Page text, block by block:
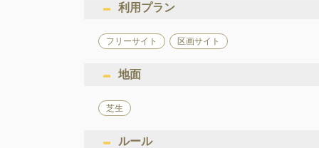
利用プラン
フリーサイト 区画サイト
地面
芝生
ルール